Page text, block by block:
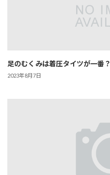
足のむくみは着圧タイツが一番
2023年8月7日